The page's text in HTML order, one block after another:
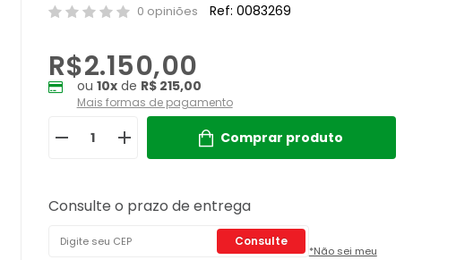
0 opiniões Ref: 0083269
R$2.150,00
ou 10xde R$ 215,00
Mais formas de pagamento
Comprar produto
Consulte o prazo de entrega
Consulte
*Não sei meu